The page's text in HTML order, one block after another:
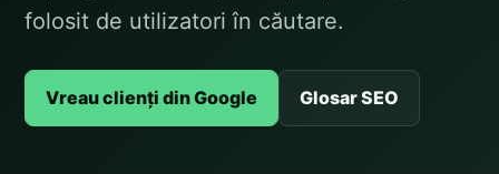
folosit de utilizatori în căutare.
Vreau clienți din Google Glosar SEO